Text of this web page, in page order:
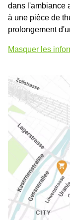
dans l'ambiance
à une pièce de
prolongement
Masquer les